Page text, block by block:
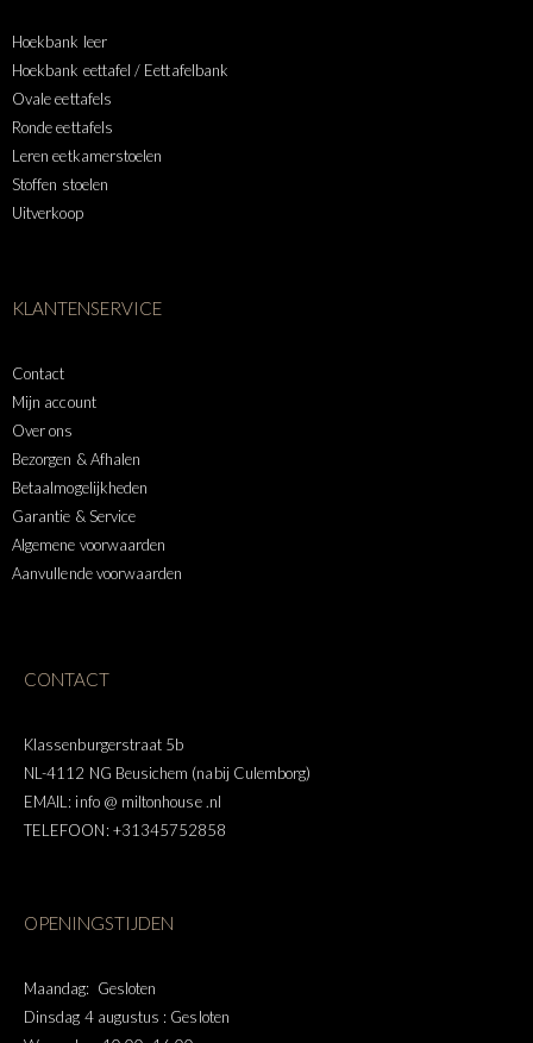
Hoekbank leer
Hoekbank eettafel / Eettafelbank
Ovale eettafels
Ronde eettafels
Leren eetkamerstoelen
Stoffen stoelen
Uitverkoop
KLANTENSERVICE
Contact
Mijn account
Over ons
Bezorgen & Afhalen
Betaalmogelijkheden
Garantie & Service
Algemene voorwaarden
Aanvullende voorwaarden
CONTACT
Klassenburgerstraat 5b
NL-4112 NG Beusichem (nabij Culemborg)
EMAIL: info @ miltonhouse .nl
TELEFOON: +31345752858
OPENINGSTIJDEN
Maandag: Gesloten
Dinsdag 4 augustus : Gesloten